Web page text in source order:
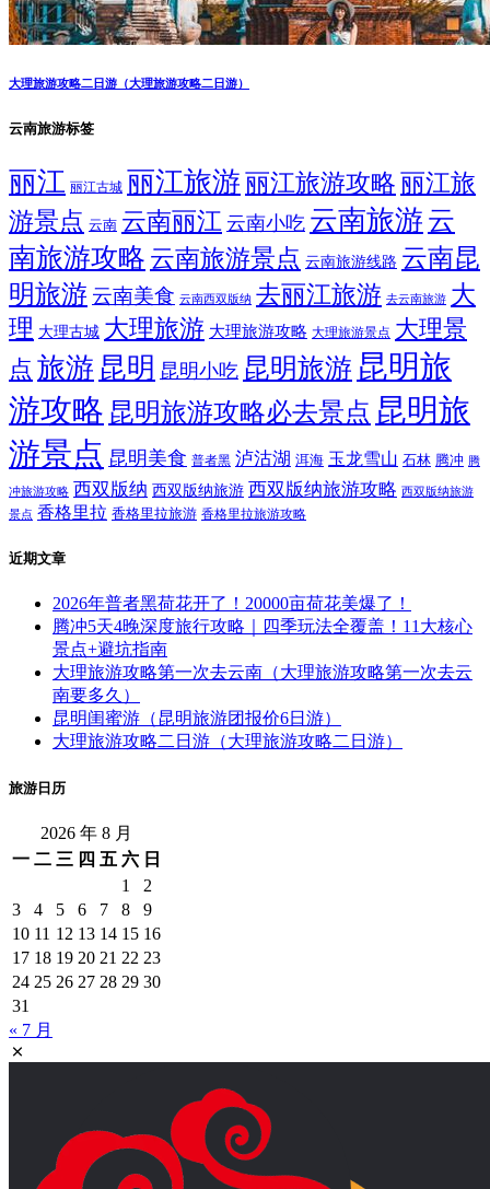
大理旅游攻略二日游（大理旅游攻略二日游）
云南旅游标签
丽江 丽江古城 丽江旅游 丽江旅游攻略 丽江旅
游景点 云南 云南丽江 云南小吃 云南旅游 云
南旅游攻略 云南旅游景点 云南旅游线路 云南昆
明旅游 云南美食 云南西双版纳 去丽江旅游 去云南旅游 大
理 大理古城 大理旅游 大理旅游攻略 大理旅游景点 大理景
点 旅游 昆明 昆明小吃 昆明旅游 昆明旅
游攻略 昆明旅游攻略必去景点 昆明旅
游景点 昆明美食 普者黑 泸沽湖 洱海 玉龙雪山 石林 腾冲 腾
冲旅游攻略 西双版纳 西双版纳旅游 西双版纳旅游攻略 西双版纳旅游
景点 香格里拉 香格里拉旅游 香格里拉旅游攻略
近期文章
2026年普者黑荷花开了！20000亩荷花美爆了！
腾冲5天4晚深度旅行攻略｜四季玩法全覆盖！11大核心
景点+避坑指南
大理旅游攻略第一次去云南（大理旅游攻略第一次去云
南要多久）
昆明闺蜜游（昆明旅游团报价6日游）
大理旅游攻略二日游（大理旅游攻略二日游）
旅游日历
2026 年 8 月
一 二 三 四 五 六 日
1
2
3
4 5 6 7 8
9
10 11 12 13 14 15 16
17 18 19 20 21 22 23
24 25 26 27 28 29 30
31
« 7 月